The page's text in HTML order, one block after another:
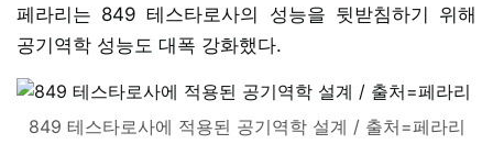
페라리는 849 테스타로사의 성능을 뒷받침하기 위해
공기역학 성능도 대폭 강화했다.
849 테스타로사에 적용된 공기역학 설계 / 출처=페라리